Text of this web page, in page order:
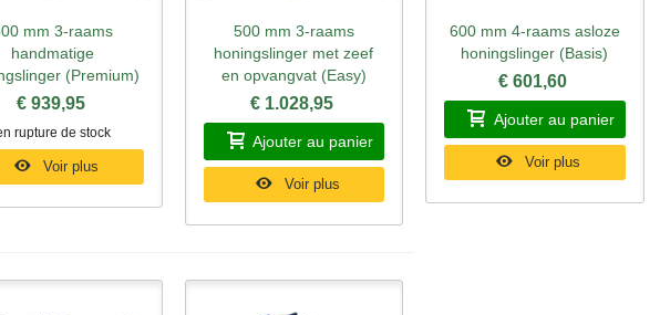
rapide
mm 3-raams
handmatige
(Premium)
€ 939,95
rupture de stock
Voir plus
Aperçu rapide
500 mm 3-raams
honingslinger met zeef
en opvangvat (Easy)
€ 1.028,95
Ajouter au panier
Voir plus
Aperçu rapide
600 mm 4-raams asloze
honingslinger (Basis)
€ 601,60
Ajouter au panier
Voir plus